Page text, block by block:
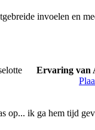
invoelen en
Ervaring van
op... ik ga hem tijd